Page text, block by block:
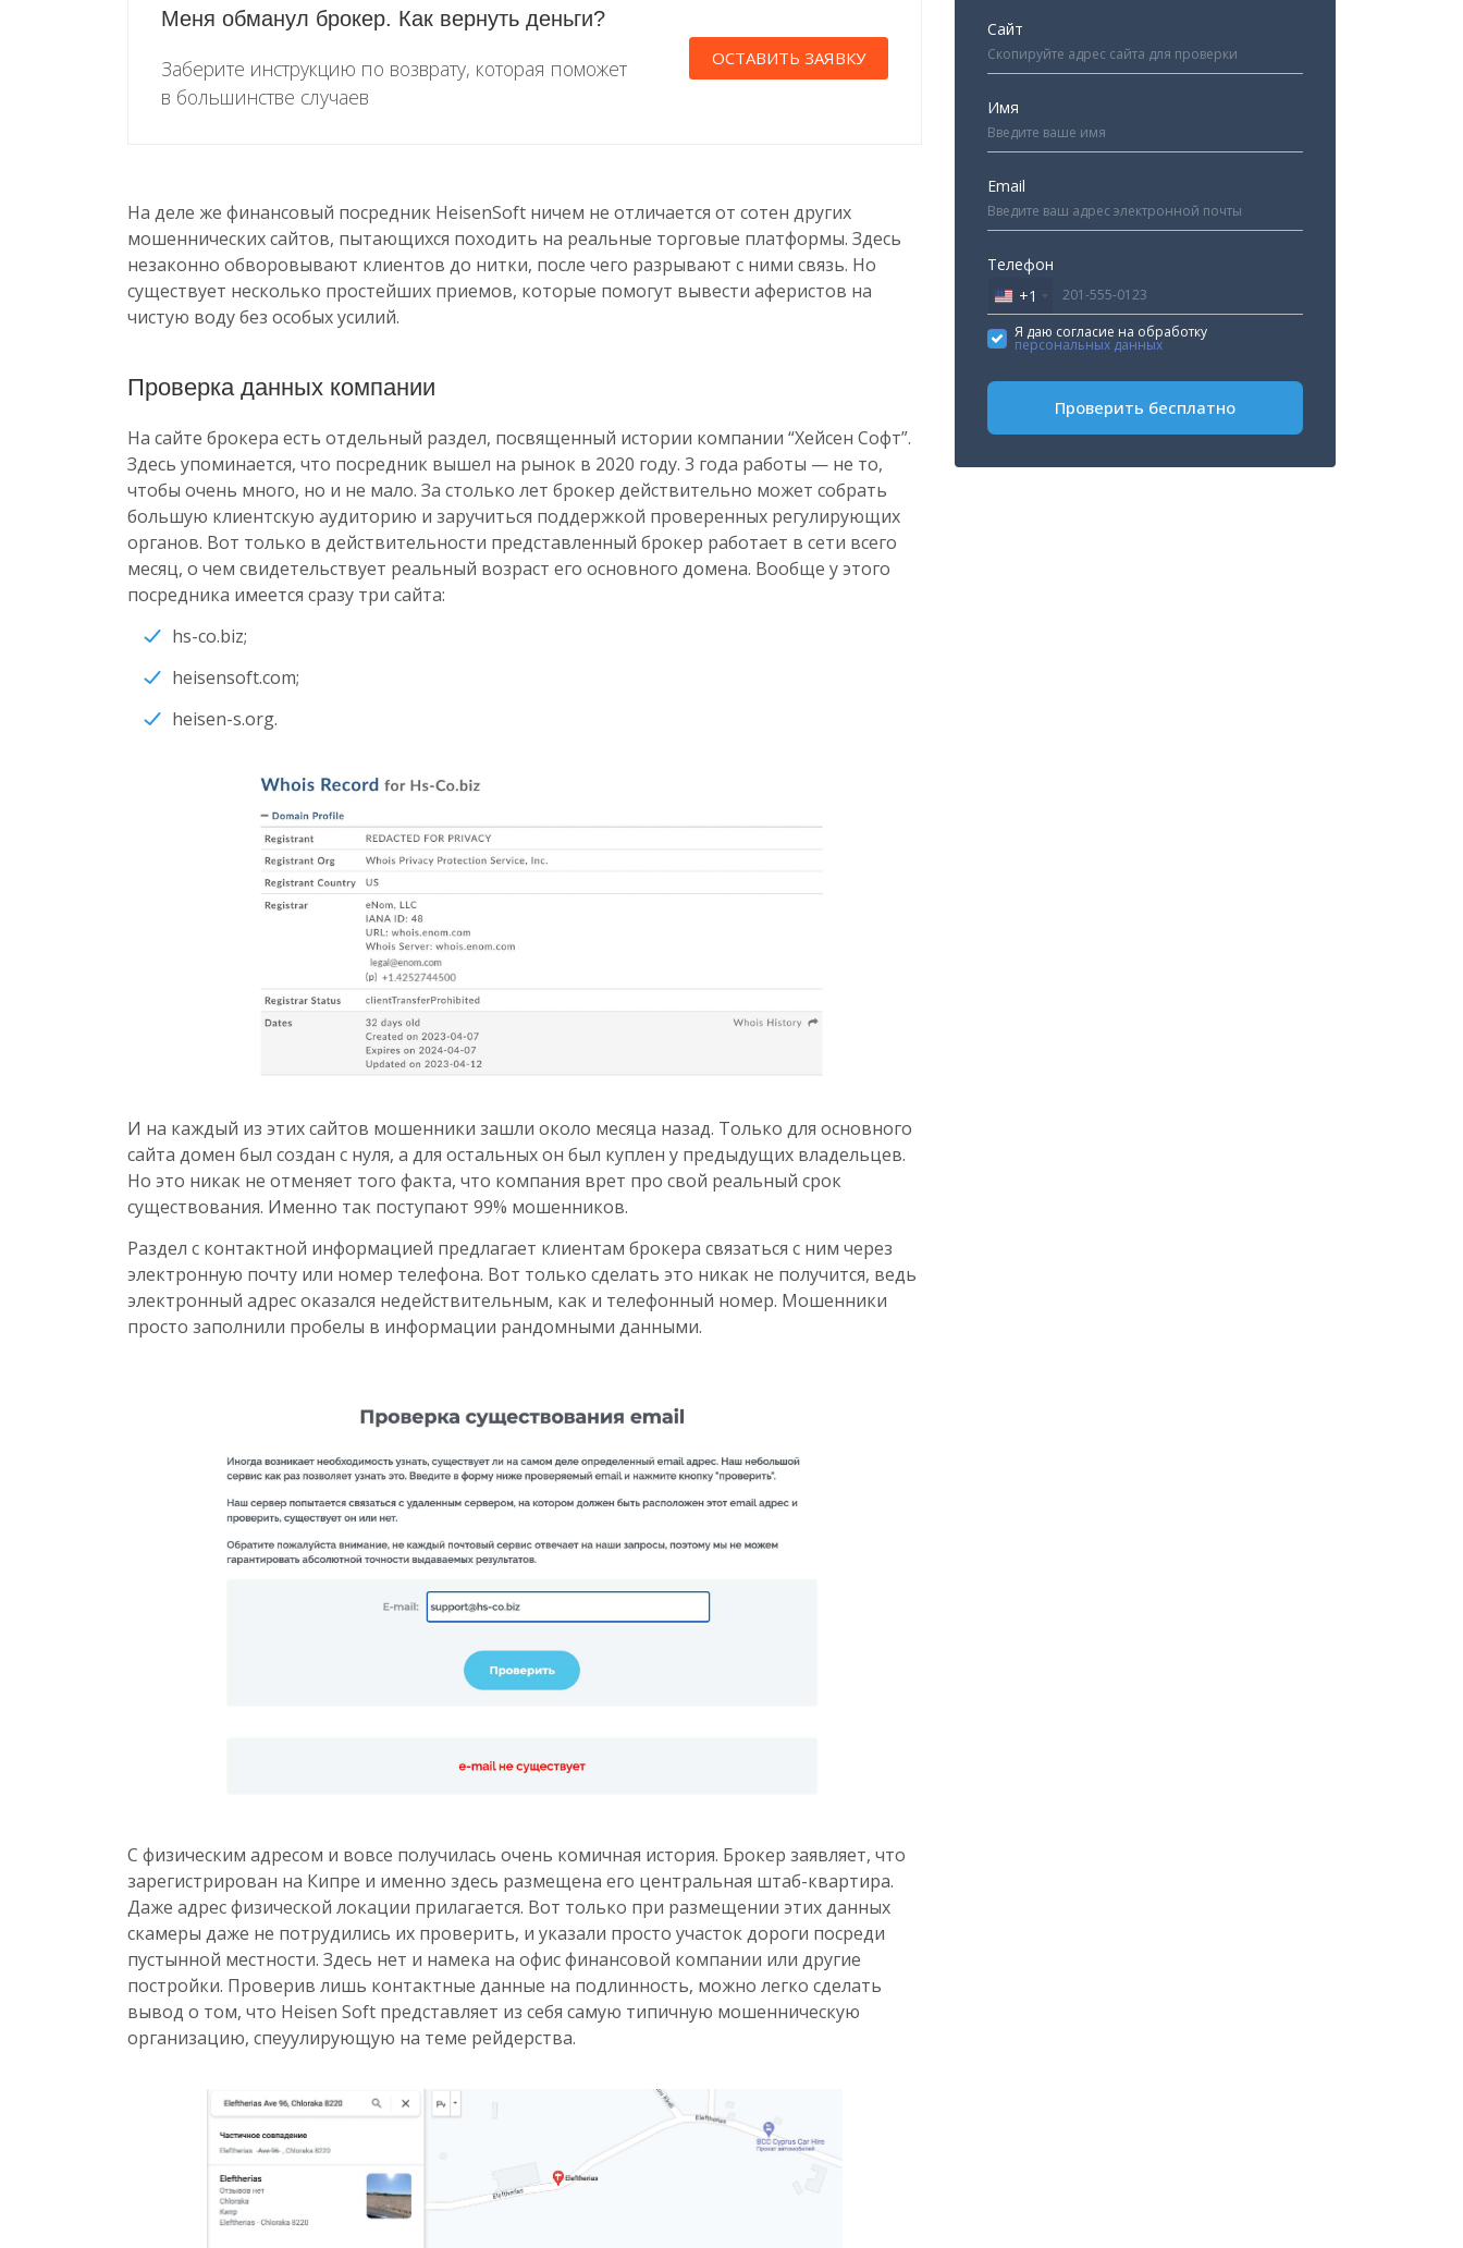
Меня обманул брокер. Как вернуть деньги?
Заберите инструкцию по возврату, которая поможет
в большинстве случаев
ОСТАВИТЬ ЗАЯВКУ
На деле же финансовый посредник HeisenSoft ничем не отличается от сотен других
мошеннических сайтов, пытающихся походить на реальные торговые платформы. Здесь
незаконно обворовывают клиентов до нитки, после чего разрывают с ними связь. Но
существует несколько простейших приемов, которые помогут вывести аферистов на
чистую воду без особых усилий.
Проверка данных компании
На сайте брокера есть отдельный раздел, посвященный истории компании “Хейсен Софт”.
Здесь упоминается, что посредник вышел на рынок в 2020 году. 3 года работы — не то,
чтобы очень много, но и не мало. За столько лет брокер действительно может собрать
большую клиентскую аудиторию и заручиться поддержкой проверенных регулирующих
органов. Вот только в действительности представленный брокер работает в сети всего
месяц, о чем свидетельствует реальный возраст его основного домена. Вообще у этого
посредника имеется сразу три сайта:
hs-co.biz;
heisensoft.com;
heisen-s.org.
И на каждый из этих сайтов мошенники зашли около месяца назад. Только для основного
сайта домен был создан с нуля, а для остальных он был куплен у предыдущих владельцев.
Но это никак не отменяет того факта, что компания врет про свой реальный срок
существования. Именно так поступают 99% мошенников.
Раздел с контактной информацией предлагает клиентам брокера связаться с ним через
электронную почту или номер телефона. Вот только сделать это никак не получится, ведь
электронный адрес оказался недействительным, как и телефонный номер. Мошенники
просто заполнили пробелы в информации рандомными данными.
С физическим адресом и вовсе получилась очень комичная история. Брокер заявляет, что
зарегистрирован на Кипре и именно здесь размещена его центральная штаб-квартира.
Даже адрес физической локации прилагается. Вот только при размещении этих данных
скамеры даже не потрудились их проверить, и указали просто участок дороги посреди
пустынной местности. Здесь нет и намека на офис финансовой компании или другие
постройки. Проверив лишь контактные данные на подлинность, можно легко сделать
вывод о том, что Heisen Soft представляет из себя самую типичную мошенническую
организацию, спеуулирующую на теме рейдерства.
Сайт
Имя
Email
Телефон
United
States
+1
+1
Я даю согласие на обработку
персональных данных
Проверить бесплатно